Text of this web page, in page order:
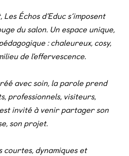
Échos d’Educ s’imposent
du salon. Un espace unique,
: chaleureux, cosy,
de l’effervescence.
avec soin, la parole prend
professionnels, visiteurs,
invité à venir partager son
son projet.
dynamiques et